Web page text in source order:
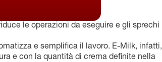
le operazioni da eseguire e gli sprechi
e semplifica il lavoro. E-Milk, infatti,
e con la quantità di crema definite nella